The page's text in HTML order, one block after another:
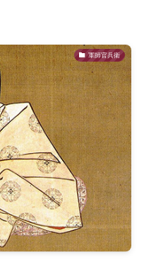
軍師官兵衛